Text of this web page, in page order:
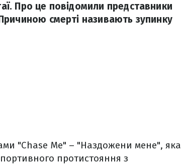
Про це повідомили представники
смерті називають зупинку
"Chase Me" – "Наздожени мене", яка
протистояння з